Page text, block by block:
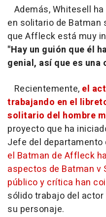
Además, Whitesell
en solitario de Batman
que Affleck está muy
"Hay un guión que él
genial, así que es una
Recientemente, el
trabajando en el
solitario del hombre
proyecto que ha
Jefe del departamento
el Batman de Affleck
aspectos de Batman v
público y crítica han
sólido trabajo del
su personaje.